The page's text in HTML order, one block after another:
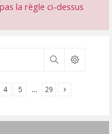
la règle ci-dessus
Rechercher
4 5 … 29